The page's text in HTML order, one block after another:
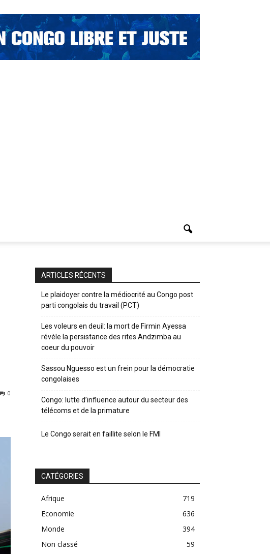
0
ARTICLES RÉCENTS
Le plaidoyer contre la médiocrité au Congo post
parti congolais du travail (PCT)
Les voleurs en deuil: la mort de Firmin Ayessa
révèle la persistance des rites Andzimba au
coeur du pouvoir
Sassou Nguesso est un frein pour la démocratie
congolaises
Congo: lutte d’influence autour du secteur des
télécoms et de la primature
Le Congo serait en faillite selon le FMI
CATÉGORIES
Afrique
719
Economie
636
Monde
394
Non classé
59